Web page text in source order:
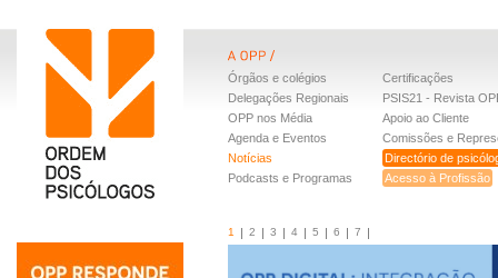
Órgãos e colégios
Delegações Regionais
OPP nos Média
Agenda e Eventos
Notícias
Podcasts e Programas
Certificações
PSIS21 - Revista
Apoio ao Cliente
Comissões e
Directório de
Acesso à Profissão
1 2 3 4 5 6 7